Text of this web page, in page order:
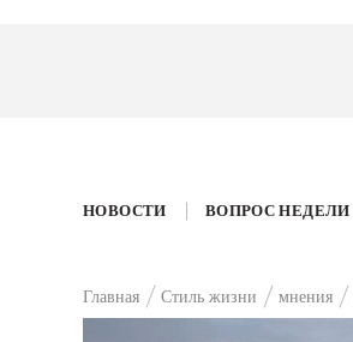
НОВОСТИ ВОПРОС НЕДЕЛИ
Главная Стиль жизни мнения